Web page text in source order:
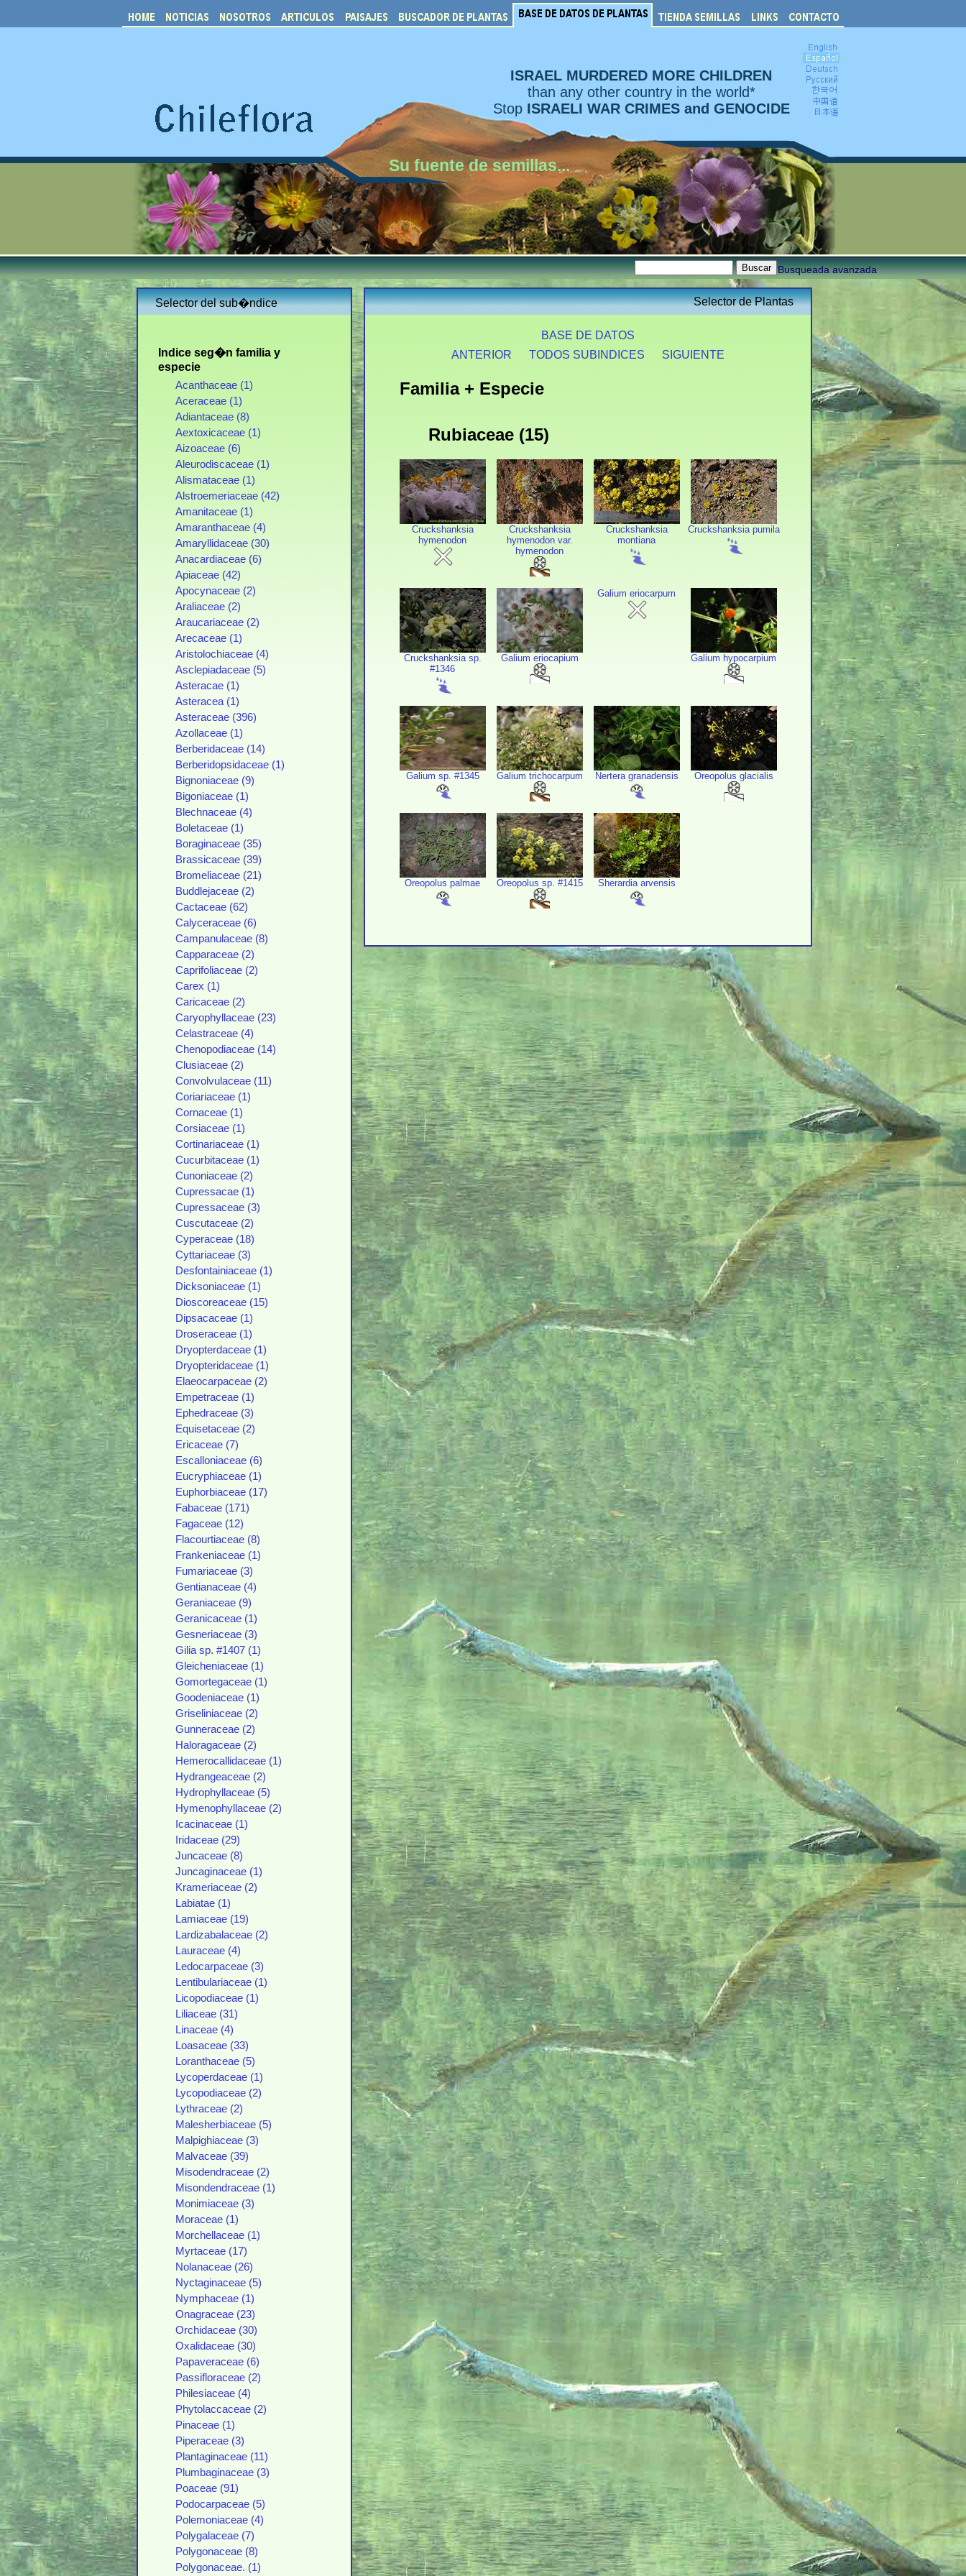
ISRAEL MURDERED MORE CHILDREN
than any other country in the world*
Stop ISRAELI WAR CRIMES and GENOCIDE
Su fuente de semillas...
Busqueada avanzada
Selector del sub�ndice
Indice seg�n familia y
especie
Acanthaceae (1)
Aceraceae (1)
Adiantaceae (8)
Aextoxicaceae (1)
Aizoaceae (6)
Aleurodiscaceae (1)
Alismataceae (1)
Alstroemeriaceae (42)
Amanitaceae (1)
Amaranthaceae (4)
Amaryllidaceae (30)
Anacardiaceae (6)
Apiaceae (42)
Apocynaceae (2)
Araliaceae (2)
Araucariaceae (2)
Arecaceae (1)
Aristolochiaceae (4)
Asclepiadaceae (5)
Asteracae (1)
Asteracea (1)
Asteraceae (396)
Azollaceae (1)
Berberidaceae (14)
Berberidopsidaceae (1)
Bignoniaceae (9)
Bigoniaceae (1)
Blechnaceae (4)
Boletaceae (1)
Boraginaceae (35)
Brassicaceae (39)
Bromeliaceae (21)
Buddlejaceae (2)
Cactaceae (62)
Calyceraceae (6)
Campanulaceae (8)
Capparaceae (2)
Caprifoliaceae (2)
Carex (1)
Caricaceae (2)
Caryophyllaceae (23)
Celastraceae (4)
Chenopodiaceae (14)
Clusiaceae (2)
Convolvulaceae (11)
Coriariaceae (1)
Cornaceae (1)
Corsiaceae (1)
Cortinariaceae (1)
Cucurbitaceae (1)
Cunoniaceae (2)
Cupressacae (1)
Cupressaceae (3)
Cuscutaceae (2)
Cyperaceae (18)
Cyttariaceae (3)
Desfontainiaceae (1)
Dicksoniaceae (1)
Dioscoreaceae (15)
Dipsacaceae (1)
Droseraceae (1)
Dryopterdaceae (1)
Dryopteridaceae (1)
Elaeocarpaceae (2)
Empetraceae (1)
Ephedraceae (3)
Equisetaceae (2)
Ericaceae (7)
Escalloniaceae (6)
Eucryphiaceae (1)
Euphorbiaceae (17)
Fabaceae (171)
Fagaceae (12)
Flacourtiaceae (8)
Frankeniaceae (1)
Fumariaceae (3)
Gentianaceae (4)
Geraniaceae (9)
Geranicaceae (1)
Gesneriaceae (3)
Gilia sp. #1407 (1)
Gleicheniaceae (1)
Gomortegaceae (1)
Goodeniaceae (1)
Griseliniaceae (2)
Gunneraceae (2)
Haloragaceae (2)
Hemerocallidaceae (1)
Hydrangeaceae (2)
Hydrophyllaceae (5)
Hymenophyllaceae (2)
Icacinaceae (1)
Iridaceae (29)
Juncaceae (8)
Juncaginaceae (1)
Krameriaceae (2)
Labiatae (1)
Lamiaceae (19)
Lardizabalaceae (2)
Lauraceae (4)
Ledocarpaceae (3)
Lentibulariaceae (1)
Licopodiaceae (1)
Liliaceae (31)
Linaceae (4)
Loasaceae (33)
Loranthaceae (5)
Lycoperdaceae (1)
Lycopodiaceae (2)
Lythraceae (2)
Malesherbiaceae (5)
Malpighiaceae (3)
Malvaceae (39)
Misodendraceae (2)
Misondendraceae (1)
Monimiaceae (3)
Moraceae (1)
Morchellaceae (1)
Myrtaceae (17)
Nolanaceae (26)
Nyctaginaceae (5)
Nymphaceae (1)
Onagraceae (23)
Orchidaceae (30)
Oxalidaceae (30)
Papaveraceae (6)
Passifloraceae (2)
Philesiaceae (4)
Phytolaccaceae (2)
Pinaceae (1)
Piperaceae (3)
Plantaginaceae (11)
Plumbaginaceae (3)
Poaceae (91)
Podocarpaceae (5)
Polemoniaceae (4)
Polygalaceae (7)
Polygonaceae (8)
Polygonaceae. (1)
Selector de Plantas
BASE DE DATOS
ANTERIOR
TODOS SUBINDICES SIGUIENTE
Familia + Especie
Rubiaceae (15)
Cruckshanksia
hymenodon
Cruckshanksia
hymenodon var.
hymenodon
Cruckshanksia
montiana
Cruckshanksia pumila
Cruckshanksia sp.
#1346
Galium eriocapium
Galium eriocarpum
Galium hypocarpium
Galium sp. #1345 Galium trichocarpum Nertera granadensis Oreopolus glacialis
Oreopolus palmae Oreopolus sp. #1415 Sherardia arvensis